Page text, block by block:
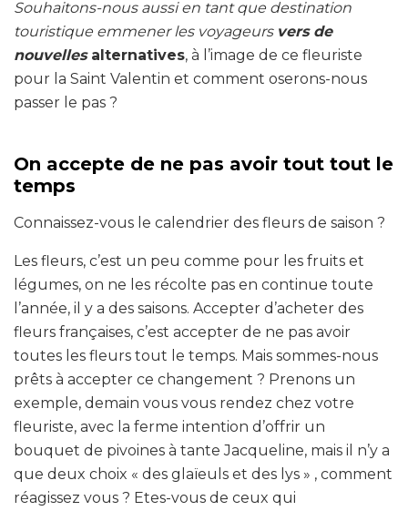
Souhaitons-nous aussi en tant que destination
touristique emmener les voyageurs vers de
nouvelles alternatives, à l’image de ce fleuriste
pour la Saint Valentin et comment oserons-nous
passer le pas ?
On accepte de ne pas avoir tout tout le
temps
Connaissez-vous le calendrier des fleurs de saison ?
Les fleurs, c’est un peu comme pour les fruits et
légumes, on ne les récolte pas en continue toute
l’année, il y a des saisons. Accepter d’acheter des
fleurs françaises, c’est accepter de ne pas avoir
toutes les fleurs tout le temps. Mais sommes-nous
prêts à accepter ce changement ? Prenons un
exemple, demain vous vous rendez chez votre
fleuriste, avec la ferme intention d’offrir un
bouquet de pivoines à tante Jacqueline, mais il n’y a
que deux choix « des glaïeuls et des lys » , comment
réagissez vous ? Etes-vous de ceux qui